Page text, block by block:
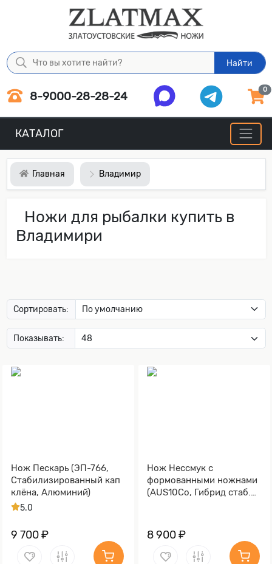
Найти
8-9000-28-28-24 0
КАТАЛОГ
Главная Владимир
Ножи для рыбалки купить в
Владимири
Сортировать:
Показывать:
Нож Пескарь (ЭП-766,
Стабилизированный кап
клёна, Алюминий)
5.0
9 700 ₽
Нож Нессмук с
формованными ножнами
(AUS10Co, Гибрид стаб.
8 900 ₽